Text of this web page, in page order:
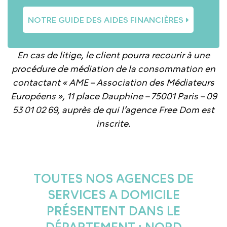
NOTRE GUIDE DES AIDES FINANCIÈRES
En cas de litige, le client pourra recourir à une
procédure de médiation de la consommation en
contactant « AME – Association des Médiateurs
Européens », 11 place Dauphine – 75001 Paris – 09
53 01 02 69, auprès de qui l’agence Free Dom est
inscrite.
TOUTES NOS AGENCES DE
SERVICES A DOMICILE
PRÉSENTENT DANS LE